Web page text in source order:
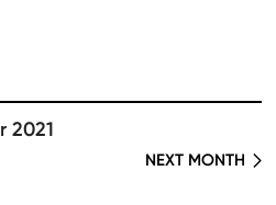
2021
NEXT MONTH